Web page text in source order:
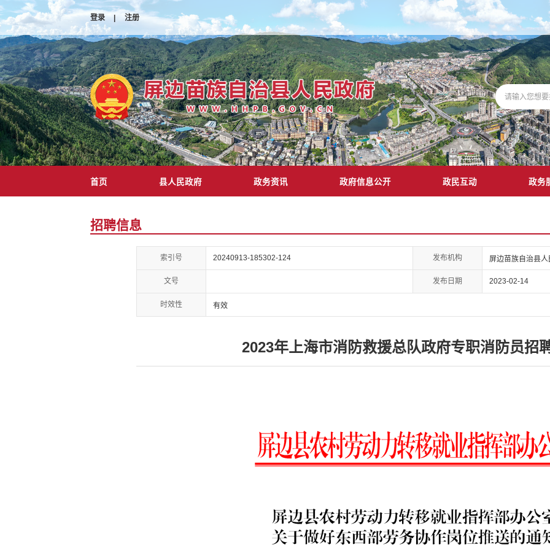
登录 | 注册
首页 县人民政府 政务资讯 政府信息公开 政民互动 政务
招聘信息
索引号 20240913-185302-124 发布机构 屏边苗族自治县
文号 发布日期 2023-02-14
时效性 有效
2023年上海市消防救援总队政府专职消防员招